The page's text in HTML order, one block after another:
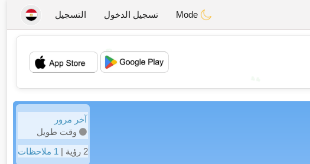
تسجيل الدخول التسجيل
آخر مرور
وقت طويل
2 رؤية |
1 ملاحظات